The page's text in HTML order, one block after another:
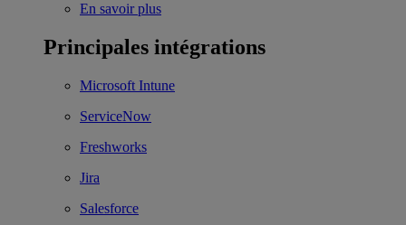
En savoir plus
Principales intégrations
Microsoft Intune
ServiceNow
Freshworks
Jira
Salesforce